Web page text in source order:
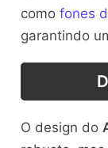
como fones
garantindo
O design do